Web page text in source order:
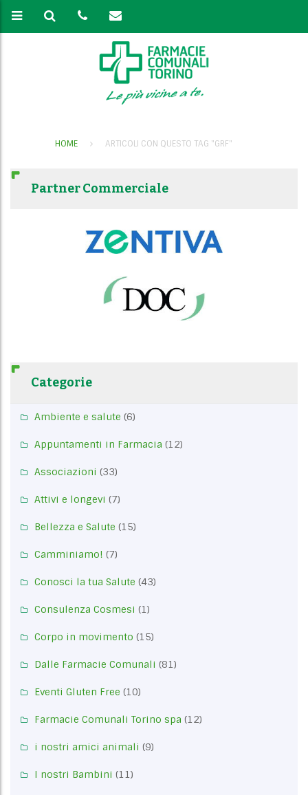
HOME ARTICOLI CON QUESTO TAG "GRF"
Partner Commerciale
Categorie
Ambiente e salute (6)
Appuntamenti in Farmacia (12)
Associazioni (33)
Attivi e longevi (7)
Bellezza e Salute (15)
Camminiamo! (7)
Conosci la tua Salute (43)
Consulenza Cosmesi (1)
Corpo in movimento (15)
Dalle Farmacie Comunali (81)
Eventi Gluten Free (10)
Farmacie Comunali Torino spa (12)
i nostri amici animali (9)
I nostri Bambini (11)